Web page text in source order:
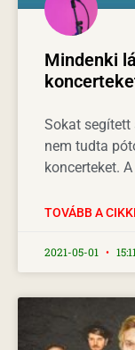
Mindenki
Sokat segített
nem tudta
koncerteket.
TOVÁBB A
2021-05-01 15:11